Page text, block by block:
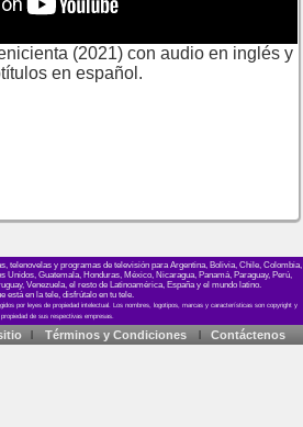
(2021) con audio en inglés y
en español.
telenovelas y programas de televisión para Argentina, Bolivia, Chile, Colombia,
Unidos, Guatemala, Honduras, México, Nicaragua, Panamá, Paraguay, Perú,
Venezuela, el resto de Latinoamérica, España y el mundo latino.
está en la tele, disfrútalo en tu tele.
Términos y Condiciones Contáctenos